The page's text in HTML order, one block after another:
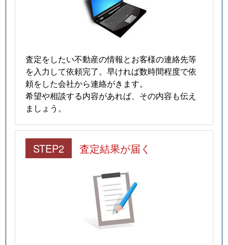
査定をしたい不動産の情報とお客様の連絡先等
を入力して依頼完了。早ければ数時間程度で依
頼をした会社から連絡がきます。
希望や相談する内容があれば、その内容も伝え
ましょう。
STEP2 査定結果が届く